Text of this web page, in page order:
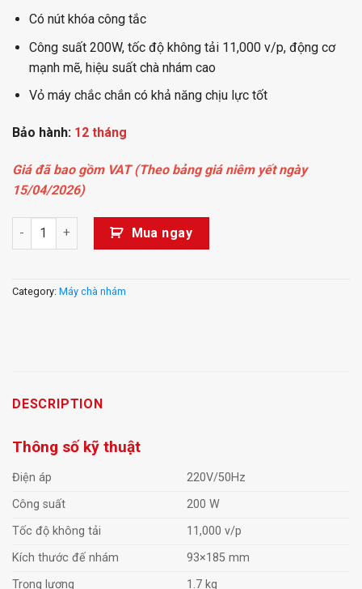
Có nút khóa công tắc
Công suất 200W, tốc độ không tải 11,000 v/p, động cơ
mạnh mẽ, hiệu suất chà nhám cao
Vỏ máy chắc chắn có khả năng chịu lực tốt
Bảo hành: 12 tháng
Giá đã bao gồm VAT (Theo bảng giá niêm yết ngày
15/04/2026)
Máy chà nhám rung 200W KSB185 - DCK quantity
Mua ngay
Category: Máy chà nhám
DESCRIPTION
Thông số kỹ thuật
Điện áp
220V/50Hz
Công suất
200 W
Tốc độ không tải
11,000 v/p
Kích thước đế nhám
93×185 mm
Trọng lượng
1.7 kg